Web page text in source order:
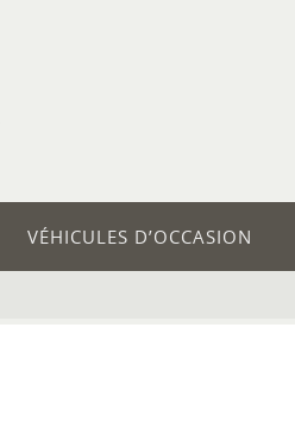
VÉHICULES D’OCCASION